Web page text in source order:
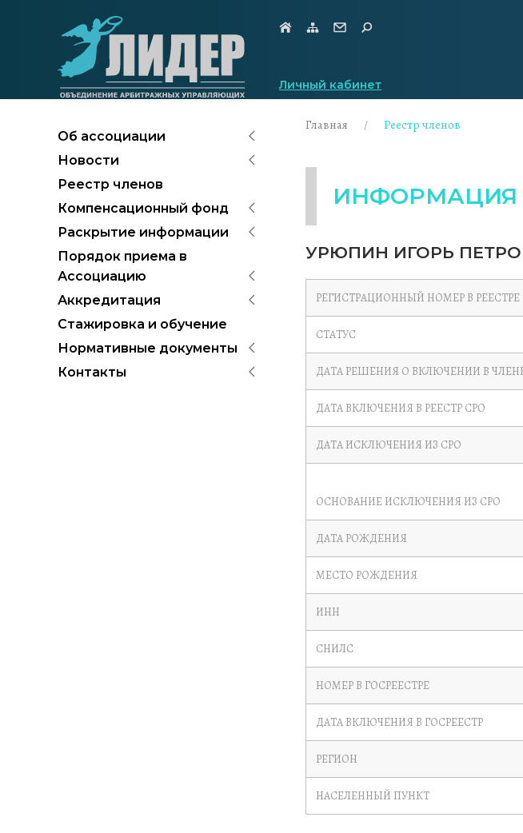
Личный кабинет
Об ассоциации
Новости
Реестр членов
Компенсационный фонд
Раскрытие информации
Порядок приема в
Ассоциацию
Аккредитация
Стажировка и обучение
Нормативные документы
Контакты
Главная Реестр членов
ИНФОРМАЦИЯ
УРЮПИН ИГОРЬ
РЕГИСТРАЦИОННЫЙ НОМЕР В РЕЕСТРЕ
СТАТУС
ДАТА РЕШЕНИЯ О ВКЛЮЧЕНИИ В
ДАТА ВКЛЮЧЕНИЯ В РЕЕСТР СРО
ДАТА ИСКЛЮЧЕНИЯ ИЗ СРО
ОСНОВАНИЕ ИСКЛЮЧЕНИЯ ИЗ СРО
ДАТА РОЖДЕНИЯ
МЕСТО РОЖДЕНИЯ
ИНН
СНИЛС
НОМЕР В ГОСРЕЕСТРЕ
ДАТА ВКЛЮЧЕНИЯ В ГОСРЕЕСТР
РЕГИОН
НАСЕЛЕННЫЙ ПУНКТ